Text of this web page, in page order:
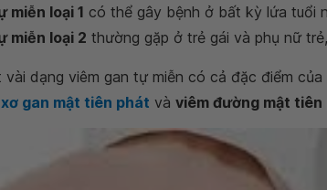
miễn loại 1 có thể gây bệnh ở bất kỳ lứa tuổi
miễn loại 2 thường gặp ở trẻ gái và phụ nữ
vài dạng viêm gan tự miễn có cả đặc điểm
xơ gan mật tiên phát và viêm đường mật tiên